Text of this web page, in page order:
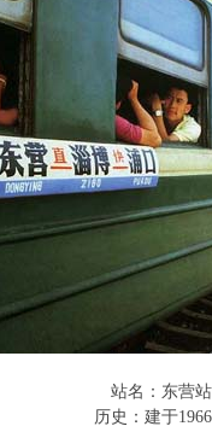
站名：东营站
历史：建于